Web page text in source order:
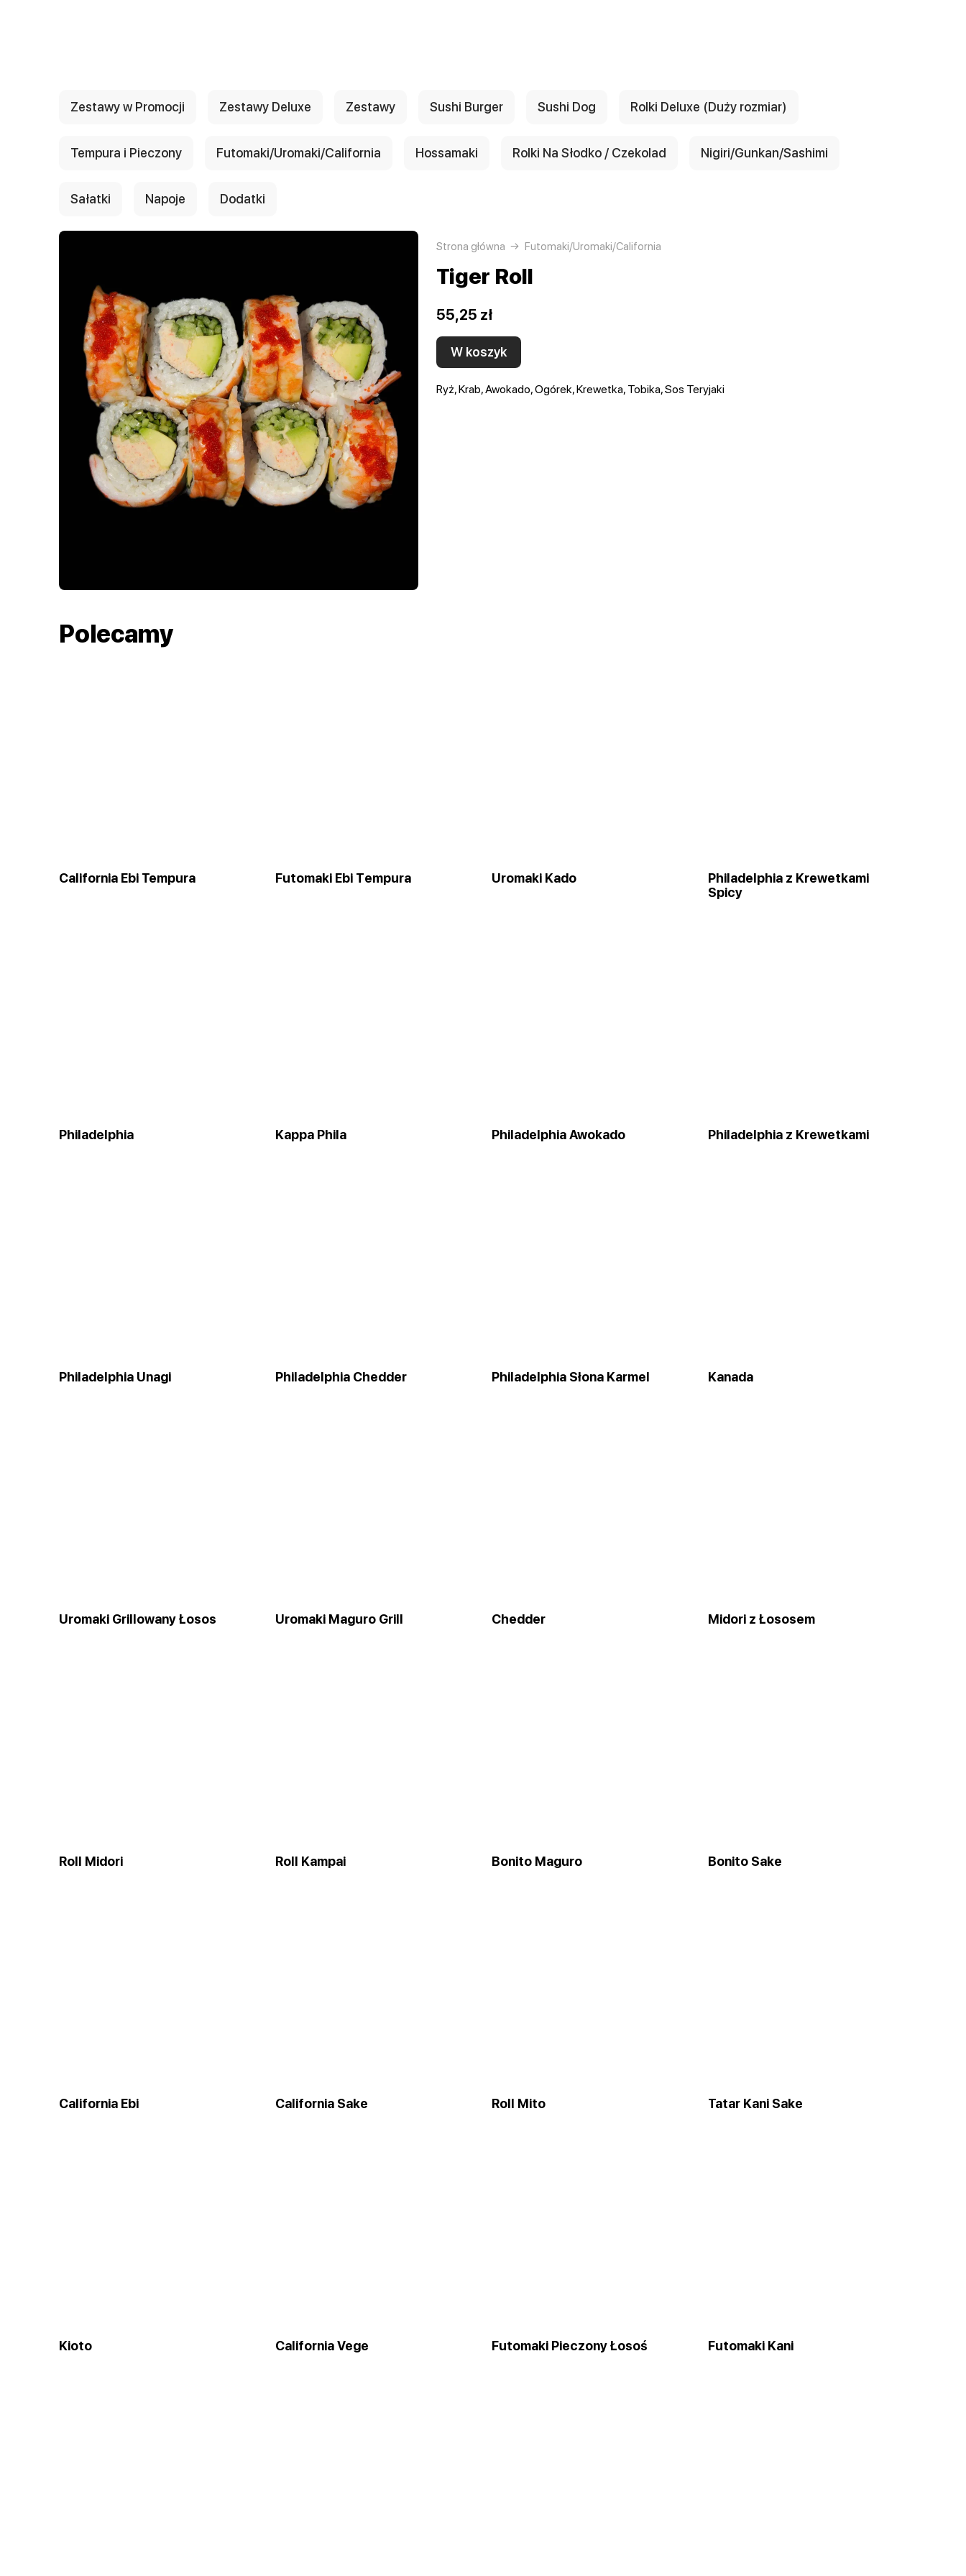
Zestawy w Promocji Zestawy Deluxe Zestawy Sushi Burger Sushi Dog Rolki Deluxe (Duży rozmiar)
Tempura i Pieczony Futomaki/Uromaki/California Hossamaki Rolki Na Słodko / Czekolad Nigiri/Gunkan/Sashimi
Sałatki Napoje Dodatki
Strona główna Futomaki/Uromaki/California
Tiger Roll
55,25 zł
W koszyk
Ryż, Krab, Awokado, Ogórek, Krewetka, Tobika, Sos Teryjaki
Polecamy
California Ebi Tempura Futomaki Ebi Tеmpura Uromaki Kado
Philadelphia z Krewetkami
Spicy
Philadelphia Kappa Phila Philadelphia Awokado Philadelphia z Krewetkami
Philadelphia Unagi Philadelphia Chedder Philadelphia Słona Karmel Kanada
Uromaki Grillowany Łosos Uromaki Maguro Grill Chedder Midori z Łososеm
Roll Midori Roll Kampai Bonito Maguro Bonito Sakе
California Ebi California Sakе Roll Mito Tatar Kani Sakе
Kioto California Vege Futomaki Pieczony Łosoś Futomaki Kani